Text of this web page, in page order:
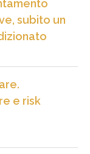
subito un
e risk